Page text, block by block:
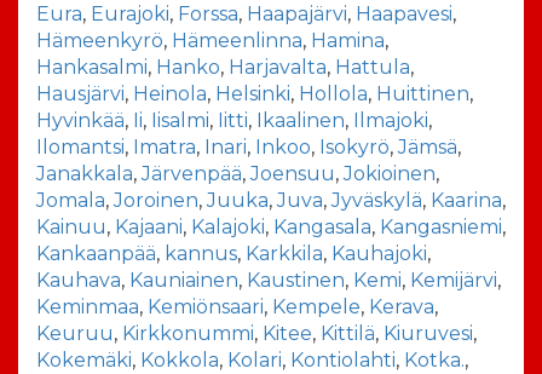
Eura, Eurajoki, Forssa, Haapajärvi, Haapavesi,
Hämeenkyrö, Hämeenlinna, Hamina,
Hankasalmi, Hanko, Harjavalta, Hattula,
Hausjärvi, Heinola, Helsinki, Hollola, Huittinen,
Hyvinkää, Ii, Iisalmi, Iitti, Ikaalinen, Ilmajoki,
Ilomantsi, Imatra, Inari, Inkoo, Isokyrö,Jämsä,
Janakkala,Järvenpää,Joensuu,Jokioinen,
Jomala,Joroinen,Juuka,Juva,Jyväskylä, Kaarina,
Kainuu, Kajaani, Kalajoki, Kangasala, Kangasniemi,
Kankaanpää, kannus, Karkkila, Kauhajoki,
Kauhava, Kauniainen, Kaustinen, Kemi, Kemijärvi,
Keminmaa, Kemiönsaari, Kempele, Kerava,
Keuruu, Kirkkonummi, Kitee, Kittilä, Kiuruvesi,
Kokemäki, Kokkola, Kolari, Kontiolahti, Kotka.,